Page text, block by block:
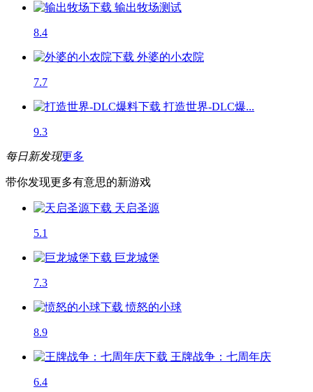
输出牧场测试
8.4
外婆的小农院
7.7
打造世界-DLC爆...
9.3
每日新发现更多
带你发现更多有意思的新游戏
天启圣源
5.1
巨龙城堡
7.3
愤怒的小球
8.9
王牌战争：七周年庆
6.4